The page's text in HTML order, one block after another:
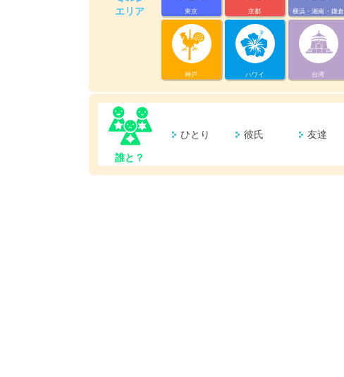
エリア 東京 京都 横浜・湘南・鎌倉
神戸 ハワイ 台湾
誰と？
ひとり 彼氏 友達